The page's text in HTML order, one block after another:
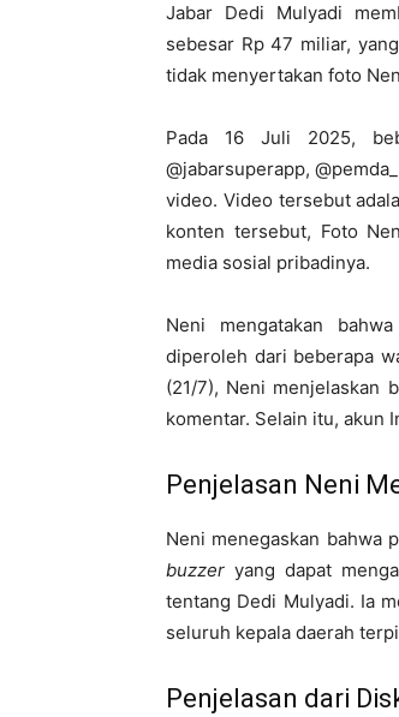
Jabar Dedi Mulyadi
sebesar Rp 47 miliar,
tidak menyertakan foto
Pada 16 Juli 2025,
@jabarsuperapp,
video. Video tersebut
konten tersebut, Foto
media sosial pribadinya.
Neni mengatakan
diperoleh dari beberapa
(21/7), Neni menjelaskan
komentar. Selain itu, akun
Penjelasan Neni
buzzer yang dapat
tentang Dedi Mulyadi. Ia
seluruh kepala daerah
Penjelasan dari